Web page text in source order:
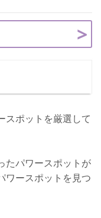
スポットを厳選して
たパワースポットが
ワースポットを見つ